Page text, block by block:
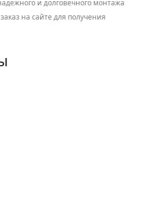
и долговечного монтажа
на сайте для получения